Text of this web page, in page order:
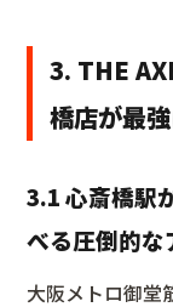
3. THE
橋店が最
3.1 心斎橋駅
べる圧倒的な
大阪メトロ御堂